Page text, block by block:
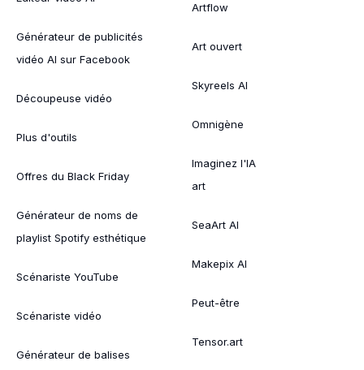
Générateur de publicités
vidéo AI sur Facebook
Découpeuse vidéo
Plus d'outils
Offres du Black Friday
Générateur de noms de
playlist Spotify esthétique
Scénariste YouTube
Scénariste vidéo
Générateur de balises
Artflow
Art ouvert
Skyreels AI
Omnigène
Imaginez l'IA
art
SeaArt AI
Makepix AI
Peut-être
Tensor.art